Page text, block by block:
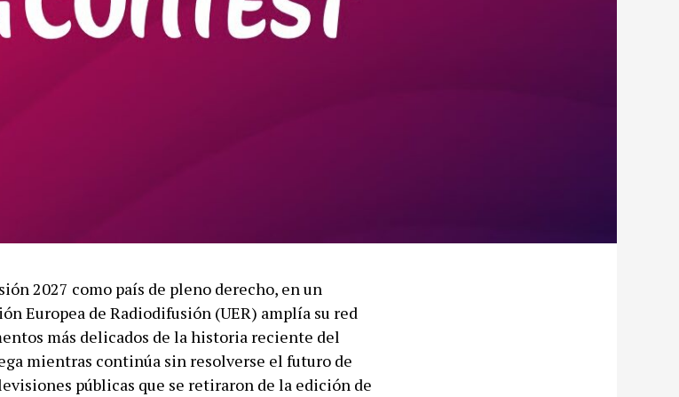
2027 como país de pleno derecho, en un
Europea de Radiodifusión (UER) amplía su red
más delicados de la historia reciente del
mientras continúa sin resolverse el futuro de
públicas que se retiraron de la edición de